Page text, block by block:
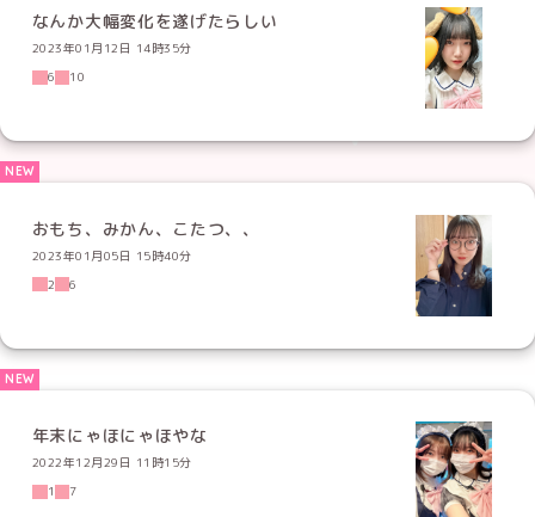
なんか大幅変化を遂げたらしい
2023年01月12日 14時35分
6
10
おもち、みかん、こたつ、、
2023年01月05日 15時40分
2
6
年末にゃほにゃほやな
2022年12月29日 11時15分
1
7